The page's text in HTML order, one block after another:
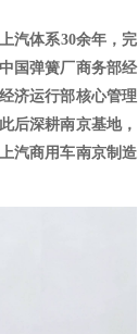
汽体系30余年，完
国弹簧厂商务部经
济运行部核心管理
后深耕南京基地，
汽商用车南京制造